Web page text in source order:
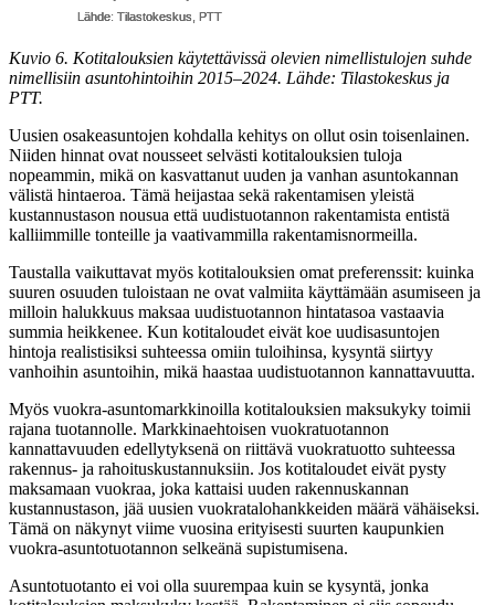
Kuvio 6. Kotitalouksien käytettävissä olevien nimellistulojen suhde
nimellisiin asuntohintoihin 2015–2024. Lähde: Tilastokeskus ja
PTT.
Uusien osakeasuntojen kohdalla kehitys on ollut osin toisenlainen.
Niiden hinnat ovat nousseet selvästi kotitalouksien tuloja
nopeammin, mikä on kasvattanut uuden ja vanhan asuntokannan
välistä hintaeroa. Tämä heijastaa sekä rakentamisen yleistä
kustannustason nousua että uudistuotannon rakentamista entistä
kalliimmille tonteille ja vaativammilla rakentamisnormeilla.
Taustalla vaikuttavat myös kotitalouksien omat preferenssit: kuinka
suuren osuuden tuloistaan ne ovat valmiita käyttämään asumiseen ja
milloin halukkuus maksaa uudistuotannon hintatasoa vastaavia
summia heikkenee. Kun kotitaloudet eivät koe uudisasuntojen
hintoja realistisiksi suhteessa omiin tuloihinsa, kysyntä siirtyy
vanhoihin asuntoihin, mikä haastaa uudistuotannon kannattavuutta.
Myös vuokra-asuntomarkkinoilla kotitalouksien maksukyky toimii
rajana tuotannolle. Markkinaehtoisen vuokratuotannon
kannattavuuden edellytyksenä on riittävä vuokratuotto suhteessa
rakennus- ja rahoituskustannuksiin. Jos kotitaloudet eivät pysty
maksamaan vuokraa, joka kattaisi uuden rakennuskannan
kustannustason, jää uusien vuokratalohankkeiden määrä vähäiseksi.
Tämä on näkynyt viime vuosina erityisesti suurten kaupunkien
vuokra-asuntotuotannon selkeänä supistumisena.
Asuntotuotanto ei voi olla suurempaa kuin se kysyntä, jonka